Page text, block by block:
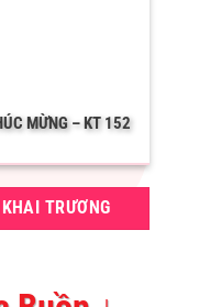
MỪNG – KT 152
TRƯƠNG